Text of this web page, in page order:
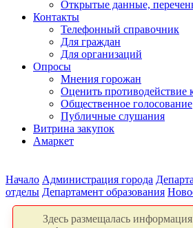
Открытые данные,
Контакты
Телефонный справочник
Для граждан
Для организаций
Опросы
Мнения горожан
Оценить противодействие
Общественное голосование
Публичные слушания
Витрина закупок
Амаркет
Начало Администрация города
отделы Департамент образования
Здесь размещалась информация